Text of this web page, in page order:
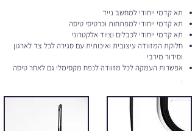
תא קדמי ייחודי למחשב נייד
תא קדמי ייחודי למפתחות וכרטיסי טיסה
תא קדמי ייחודי לכבלים וציוד אלקטרוני
חלוקת המזוודה עיצובית ואיכותית עם סגירה לכל צד לארגון
וסידור מירבי
אפשרות העמקה לכל מזוודה לנפח מקסימלי גם לאחר טיסה
.